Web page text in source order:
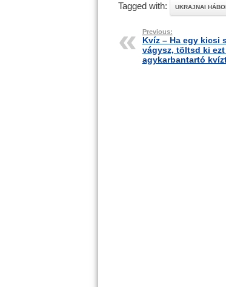
Tagged with: UKRAJNAI
Previous:
Kvíz – Ha egy kicsi
vágysz, töltsd ki ezt
agykarbantartó